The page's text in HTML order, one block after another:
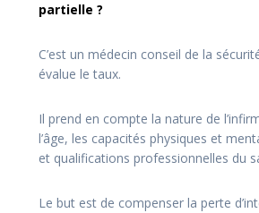
partielle ?
C’est un médecin conseil de la
évalue le taux.
Il prend en compte la nature de
l’âge, les capacités physiques et
et qualifications professionnelles du
Le but est de compenser la perte